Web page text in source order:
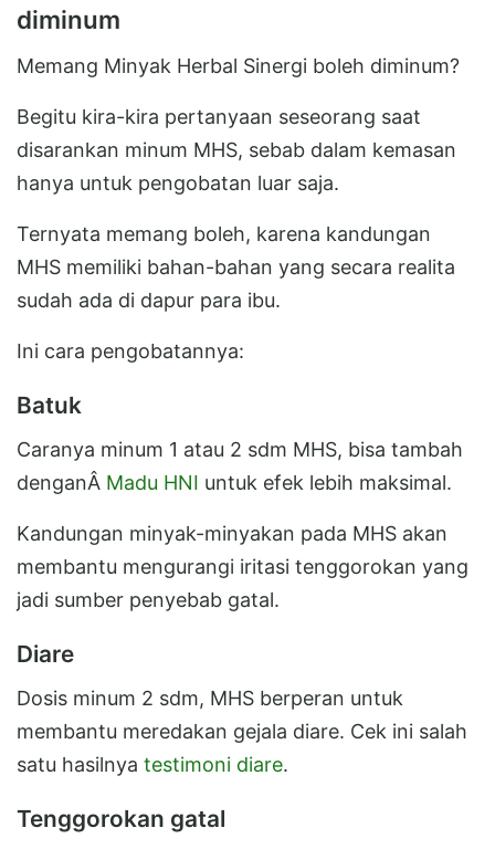
diminum
Memang Minyak Herbal Sinergi boleh diminum?
Begitu kira-kira pertanyaan seseorang saat
disarankan minum MHS, sebab dalam kemasan
hanya untuk pengobatan luar saja.
Ternyata memang boleh, karena kandungan
MHS memiliki bahan-bahan yang secara realita
sudah ada di dapur para ibu.
Ini cara pengobatannya:
Batuk
Caranya minum 1 atau 2 sdm MHS, bisa tambah
denganÂ Madu HNI untuk efek lebih maksimal.
Kandungan minyak-minyakan pada MHS akan
membantu mengurangi iritasi tenggorokan yang
jadi sumber penyebab gatal.
Diare
Dosis minum 2 sdm, MHS berperan untuk
membantu meredakan gejala diare. Cek ini salah
satu hasilnya testimoni diare.
Tenggorokan gatal